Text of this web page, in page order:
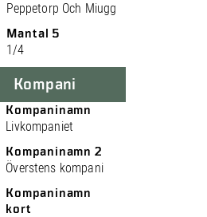
Peppetorp Och Miugg
Mantal 5
1/4
Kompani
Kompaninamn
Livkompaniet
Kompaninamn 2
Överstens kompani
Kompaninamn
kort